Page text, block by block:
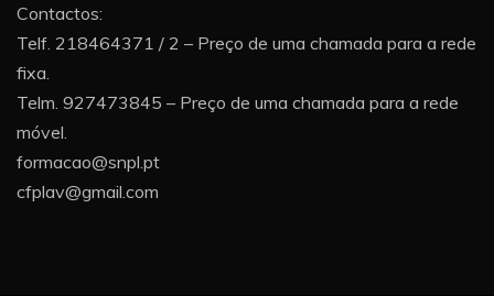
Contactos:
Telf. 218464371 / 2 – Preço de uma chamada para a rede
fixa.
Telm. 927473845 – Preço de uma chamada para a rede
móvel.
formacao@snpl.pt
cfplav@gmail.com